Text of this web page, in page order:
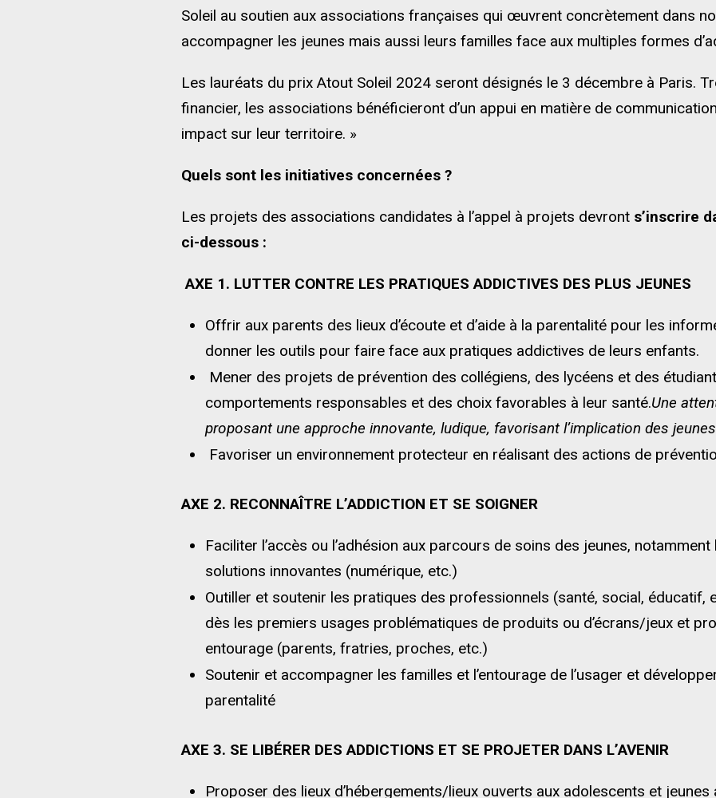
Soleil au soutien aux associations françaises qui œuvrent concrètement dans
accompagner les jeunes mais aussi leurs familles face aux multiples formes
Les lauréats du prix Atout Soleil 2024 seront désignés le 3 décembre à Paris.
financier, les associations bénéficieront d’un appui en matière de
impact sur leur territoire. »
Quels sont les initiatives concernées ?
Les projets des associations candidates à l’appel à projets devront s’inscrire
ci-dessous :
AXE 1. LUTTER CONTRE LES PRATIQUES ADDICTIVES DES PLUS JEUNES
Offrir aux parents des lieux d’écoute et d’aide à la parentalité pour les
donner les outils pour faire face aux pratiques addictives de leurs enfants.
Mener des projets de prévention des collégiens, des lycéens et des
comportements responsables et des choix favorables à leur santé.Une
proposant une approche innovante, ludique, favorisant l’implication des
Favoriser un environnement protecteur en réalisant des actions de
AXE 2. RECONNAÎTRE L’ADDICTION ET SE SOIGNER
Faciliter l’accès ou l’adhésion aux parcours de soins des jeunes,
solutions innovantes (numérique, etc.)
Outiller et soutenir les pratiques des professionnels (santé, social, éducatif,
dès les premiers usages problématiques de produits ou d’écrans/jeux et
entourage (parents, fratries, proches, etc.)
Soutenir et accompagner les familles et l’entourage de l’usager et
parentalité
AXE 3. SE LIBÉRER DES ADDICTIONS ET SE PROJETER DANS L’AVENIR
Proposer des lieux d’hébergements/lieux ouverts aux adolescents et